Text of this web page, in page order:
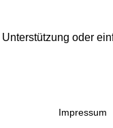
oder
Impressum